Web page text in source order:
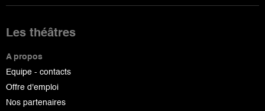
Les théâtres
A propos
Equipe - contacts
Offre d'emploi
Nos partenaires